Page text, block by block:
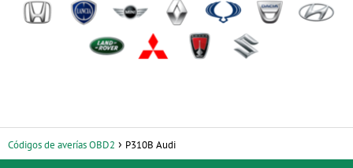
Códigos de averías OBD2 P310B Audi